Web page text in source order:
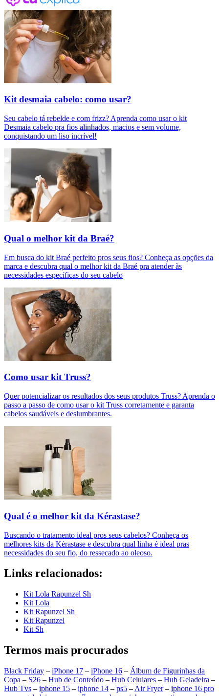
Kit desmaia cabelo: como usar?
Seu cabelo tá rebelde e com frizz? Aprenda como usar o kit
Desmaia cabelo pra fios alinhados, macios e sem volume,
conquistando um liso incrível!
Qual o melhor kit da Braé?
Em busca do kit Braé perfeito pros seus fios? Conheça as opções da
marca e descubra qual o melhor kit da Braé pra atender às
necessidades específicas do seu cabelo
Como usar kit Truss?
Quer potencializar os resultados dos seus produtos Truss? Aprenda o
passo a passo de como usar o kit Truss corretamente e garanta
cabelos saudáveis e deslumbrantes.
Qual é o melhor kit da Kérastase?
Buscando o tratamento ideal pros seus cabelos? Conheça os
melhores kits da Kérastase e descubra qual linha é ideal pras
necessidades do seu fio, do ressecado ao oleoso.
Links relacionados:
Kit Lola Rapunzel Sh
Kit Lola
Kit Rapunzel Sh
Kit Rapunzel
Kit Sh
Termos mais procurados
Black Friday – iPhone 17 – iPhone 16 – Álbum de Figurinhas da
Copa – S26 – Hub de Conteúdo – Hub Celulares – Hub Geladeira –
Hub Tvs – iphone 15 – iphone 14 – ps5 – Air Fryer– iphone 16 pro